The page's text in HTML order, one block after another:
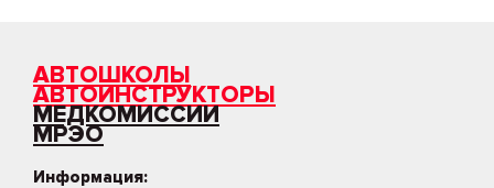
АВТОШКОЛЫ
АВТОИНСТРУКТОРЫ
МЕДКОМИССИИ
МРЭО
Информация: